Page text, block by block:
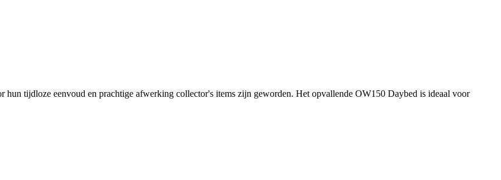
tijdloze eenvoud en prachtige afwerking collector's items zijn geworden. Het opvallende OW150 Daybed is ideaal voor